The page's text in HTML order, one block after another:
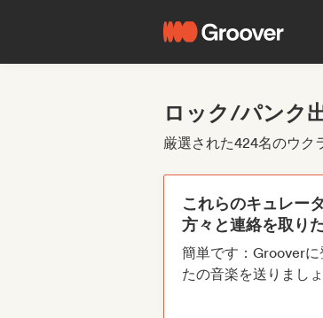
ロック/パンク
厳選された424名のウク
これらのキュレー
方々と連絡を取り
簡単です：Groover
たの音楽を送りましょ